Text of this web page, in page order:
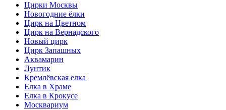
Цирки Москвы
Новогодние ёлки
Цирк на Цветном
Цирк на Вернадского
Новый цирк
Цирк Запашных
Аквамарин
Лунтик
Кремлёвская елка
Елка в Храме
Елка в Крокусе
Москвариум